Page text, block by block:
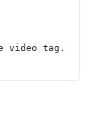
video tag.